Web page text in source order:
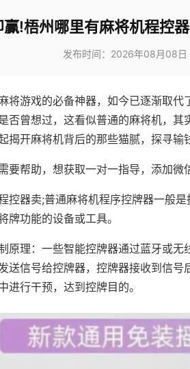
赢!梧州哪里有麻将机程控
发布时间：2026年08月08日
将游戏的必备神器，如今已逐渐取
否曾想过，这看似普通的麻将机，其
揭开麻将机背后的那些猫腻，探寻输
要帮助，想获取一对一指导，添加微
控器卖;普通麻将机程序控牌器一般
牌功能的设备或工具。
原理：一些智能控牌器通过蓝牙或
送信号给控牌器，控牌器接收到信号
进行干预，达到控牌目的。